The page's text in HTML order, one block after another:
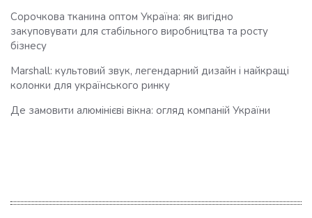
Сорочкова тканина оптом Україна: як вигідно
закуповувати для стабільного виробництва та росту
бізнесу
Marshall: культовий звук, легендарний дизайн і найкращі
колонки для українського ринку
Де замовити алюмінієві вікна: огляд компаній України